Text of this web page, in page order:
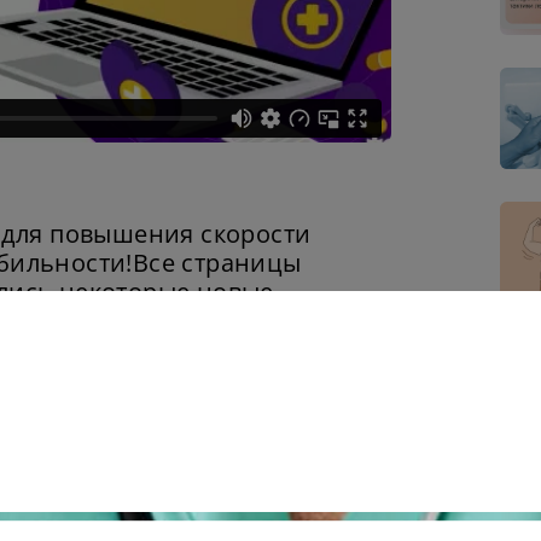
Сменить пароль!
повышения скорости
страницы
некоторые новые
смс (временный пароль).
вас информацию
или использованию
свой вопрос, напишите нам в